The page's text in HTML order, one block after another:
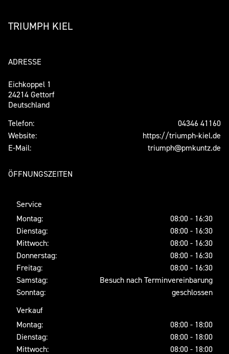
TRIUMPH KIEL
ADRESSE
Eichkoppel 1
24214 Gettorf
Deutschland
Telefon:
04346 41160
Website:
https://triumph-kiel.de
E-Mail:
triumph@pmkuntz.de
ÖFFNUNGSZEITEN
Service
Montag:
08:00 - 16:30
Dienstag:
08:00 - 16:30
Mittwoch:
08:00 - 16:30
Donnerstag:
08:00 - 16:30
Freitag:
08:00 - 16:30
Samstag:
Besuch nach Terminvereinbarung
Sonntag:
geschlossen
Verkauf
Montag:
08:00 - 18:00
Dienstag:
08:00 - 18:00
Mittwoch:
08:00 - 18:00